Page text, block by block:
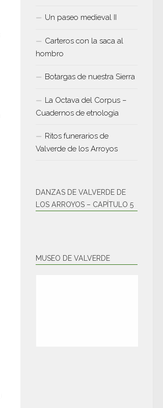
Un paseo medieval II
Carteros con la saca al
hombro
Botargas de nuestra Sierra
La Octava del Corpus –
Cuadernos de etnologia
Ritos funerarios de
Valverde de los Arroyos
DANZAS DE VALVERDE DE
LOS ARROYOS – CAPÍTULO 5
MUSEO DE VALVERDE